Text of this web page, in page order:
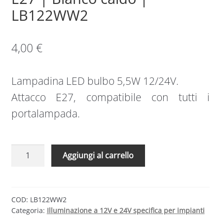
LB122WW2
4,00 €
Lampadina LED bulbo 5,5W 12/24V.
Attacco E27, compatibile con tutti i
portalampada.
Lampadina
E27
|
Aggiungi al carrello
COD: LB122WW2
Categoria: Illuminazione a 12V e 24V specifica per impianti